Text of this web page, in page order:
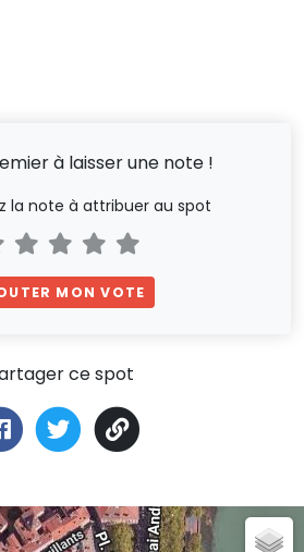
à laisser une note !
la note à attribuer au spot
MON VOTE
ce spot